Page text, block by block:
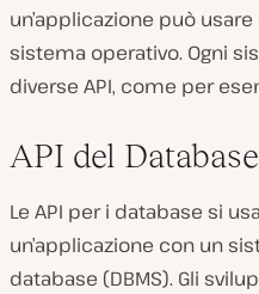
un’applicazione può
sistema operativo. Ogni
diverse API, come per
API del Database
Le API per i database si
un’applicazione con un
database (DBMS). Gli